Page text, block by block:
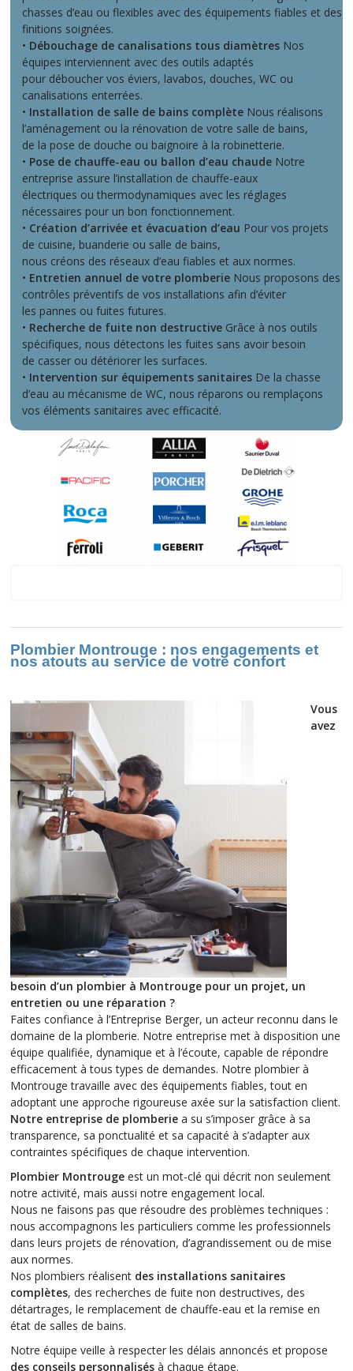
chasses d’eau ou flexibles avec des équipements fiables et des
finitions soignées.
• Débouchage de canalisations tous diamètres Nos
équipes interviennent avec des outils adaptés
pour déboucher vos éviers, lavabos, douches, WC ou
canalisations enterrées.
• Installation de salle de bains complète Nous réalisons
l’aménagement ou la rénovation de votre salle de bains,
de la pose de douche ou baignoire à la robinetterie.
• Pose de chauffe-eau ou ballon d’eau chaude Notre
entreprise assure l’installation de chauffe-eaux
électriques ou thermodynamiques avec les réglages
nécessaires pour un bon fonctionnement.
• Création d’arrivée et évacuation d’eau Pour vos projets
de cuisine, buanderie ou salle de bains,
nous créons des réseaux d’eau fiables et aux normes.
• Entretien annuel de votre plomberie Nous proposons des
contrôles préventifs de vos installations afin d’éviter
les pannes ou fuites futures.
• Recherche de fuite non destructive Grâce à nos outils
spécifiques, nous détectons les fuites sans avoir besoin
de casser ou détériorer les surfaces.
• Intervention sur équipements sanitaires De la chasse
d’eau au mécanisme de WC, nous réparons ou remplaçons
vos éléments sanitaires avec efficacité.
Plombier Montrouge : nos engagements et
nos atouts au service de votre confort
Vous
avez
besoin d’un plombier à Montrouge pour un projet, un
entretien ou une réparation ?
Faites confiance à l’Entreprise Berger, un acteur reconnu dans le
domaine de la plomberie. Notre entreprise met à disposition une
équipe qualifiée, dynamique et à l’écoute, capable de répondre
efficacement à tous types de demandes. Notre plombier à
Montrouge travaille avec des équipements fiables, tout en
adoptant une approche rigoureuse axée sur la satisfaction client.
Notre entreprise de plomberie a su s’imposer grâce à sa
transparence, sa ponctualité et sa capacité à s’adapter aux
contraintes spécifiques de chaque intervention.
Plombier Montrouge est un mot-clé qui décrit non seulement
notre activité, mais aussi notre engagement local.
Nous ne faisons pas que résoudre des problèmes techniques :
nous accompagnons les particuliers comme les professionnels
dans leurs projets de rénovation, d’agrandissement ou de mise
aux normes.
Nos plombiers réalisent des installations sanitaires
complètes, des recherches de fuite non destructives, des
détartrages, le remplacement de chauffe-eau et la remise en
état de salles de bains.
Notre équipe veille à respecter les délais annoncés et propose
des conseils personnalisés à chaque étape.